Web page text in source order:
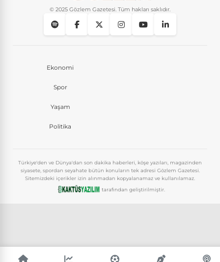
© 2025 Gözlem Gazetesi. Tüm hakları saklıdır.
Ekonomi
Spor
Yaşam
Politika
Türkiye'den ve Dünya'dan son dakika haberleri, köşe yazıları, magazinden
siyasete, spordan seyahate bütün konuların tek adresi Gözlem Gazetesi.
Sitemizdeki içerikler izin alınmadan kopyalanamaz ve kullanılamaz.
tarafından geliştirilmiştir.